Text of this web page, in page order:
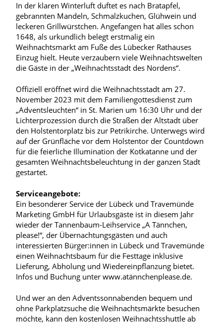
In der klaren Winterluft duftet es nach Bratapfel,
gebrannten Mandeln, Schmalzkuchen, Glühwein und
leckeren Grillwürstchen. Angefangen hat alles schon
1648, als urkundlich belegt erstmalig ein
Weihnachtsmarkt am Fuße des Lübecker Rathauses
Einzug hielt. Heute verzaubern viele Weihnachtswelten
die Gäste in der „Weihnachtsstadt des Nordens“.
Offiziell eröffnet wird die Weihnachtsstadt am 27.
November 2023 mit dem Familiengottesdienst zum
„Adventsleuchten“ in St. Marien um 16:30 Uhr und der
Lichterprozession durch die Straßen der Altstadt über
den Holstentorplatz bis zur Petrikirche. Unterwegs wird
auf der Grünfläche vor dem Holstentor der Countdown
für die feierliche Illumination der Kotkatanne und der
gesamten Weihnachtsbeleuchtung in der ganzen Stadt
gestartet.
Serviceangebote:
Ein besonderer Service der Lübeck und Travemünde
Marketing GmbH für Urlaubsgäste ist in diesem Jahr
wieder der Tannenbaum-Leihservice „A Tännchen,
please!“, der Übernachtungsgästen und auch
interessierten Bürger:innen in Lübeck und Travemünde
einen Weihnachtsbaum für die Festtage inklusive
Lieferung, Abholung und Wiedereinpflanzung bietet.
Infos und Buchung unter www.atännchenplease.de.
Und wer an den Adventssonnabenden bequem und
ohne Parkplatzsuche die Weihnachtsmärkte besuchen
möchte, kann den kostenlosen Weihnachtsshuttle ab